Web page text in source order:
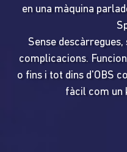
en una màquina
Sense descàrregues,
complicacions.
o fins i tot dins d'OBS
fàcil com un